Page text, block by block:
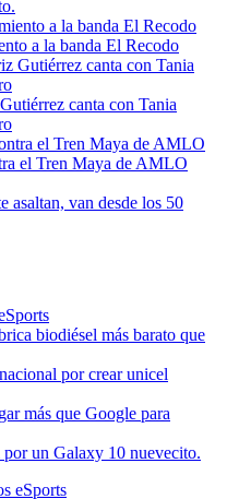
a la banda El Recodo
canta con Tania
el Tren Maya de AMLO
asaltan, van desde los 50
biodiésel más barato que
por crear unicel
más que Google para
un Galaxy 10 nuevecito.